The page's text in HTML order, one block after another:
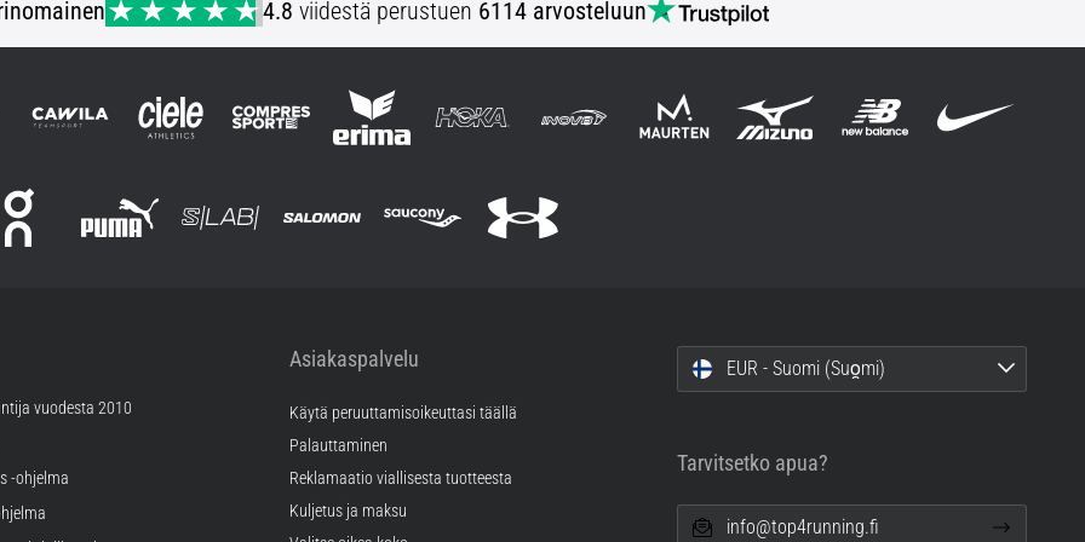
4.8 viidestä perustuen 6114 arvosteluun
vuodesta 2010
-ohjelma
Asiakaspalvelu
Käytä peruuttamisoikeuttasi täällä
Palauttaminen
Reklamaatio viallisesta tuotteesta
Kuljetus ja maksu
EUR - Suomi (Suo̯mi)
Tarvitsetko apua?
info@top4running.fi